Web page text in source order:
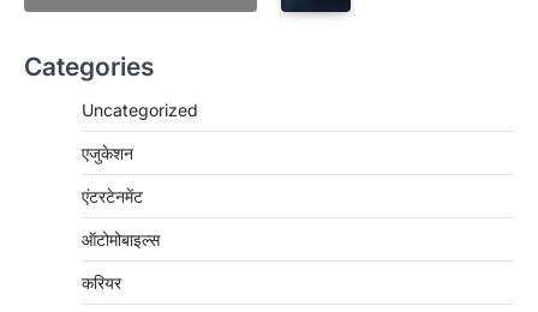
Categories
Uncategorized
एजुकेशन
एंटरटेनमेंट
ऑटोमोबाइल्स
करियर